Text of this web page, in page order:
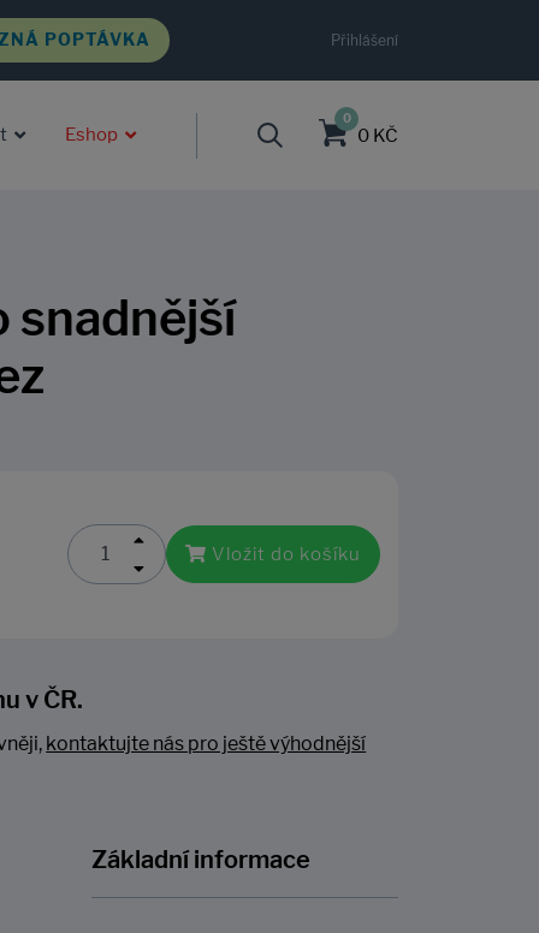
POPTÁVKA Přihlášení
Eshop
0
0 KČ
snadnější
Vložit do košíku
v ČR.
kontaktujte nás pro ještě výhodnější
Základní informace